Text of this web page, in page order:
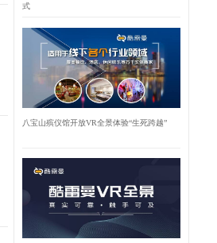
式
八宝山殡仪馆开放VR全景体验“生死跨越”